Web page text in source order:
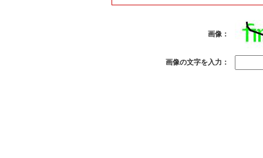
画像：
画像の文字を入力：